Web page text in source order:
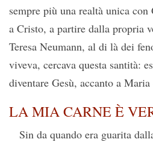
sempre più una realtà unica
a Cristo, a partire dalla propria
Teresa Neumann, al di là dei
viveva, cercava questa santità:
diventare Gesù, accanto a Maria
LA MIA CARNE È
Sin da quando era guarita